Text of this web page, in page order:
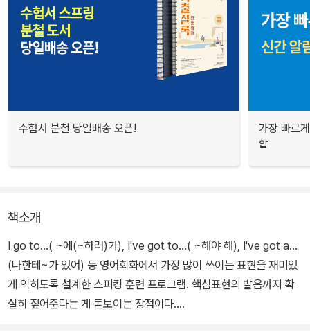
수험서 분철 당일배송 오픈!
가장 빠르
합
책소개
I go to...( ~에(~하러)가), I've got to...( ~해야 해), I've got a...
(나한테~가 있어) 등 영어회화에서 가장 많이 쓰이는 표현을 재미있
게 익히도록 설계한 스피킹 훈련 프로그램. 핵심표현의 발음까지 확
실히 짚어준다는 게 돋보이는 장점이다.